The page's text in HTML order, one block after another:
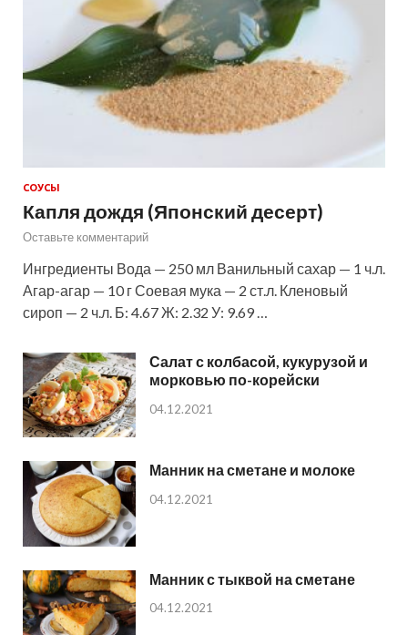
СОУСЫ
Капля дождя (Японский десерт)
Оставьте комментарий
Ингредиенты Вода — 250 мл Ванильный сахар — 1 ч.л.
Агар-агар — 10 г Соевая мука — 2 ст.л. Кленовый
сироп — 2 ч.л. Б: 4.67 Ж: 2.32 У: 9.69 …
Салат с колбасой, кукурузой и
морковью по-корейски
04.12.2021
Манник на сметане и молоке
04.12.2021
Манник с тыквой на сметане
04.12.2021